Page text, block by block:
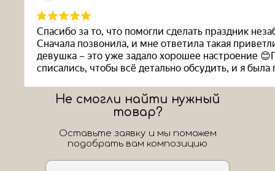
Не смогли найти нужный
товар?
Оставьте заявку и мы поможем
подобрать вам композицию